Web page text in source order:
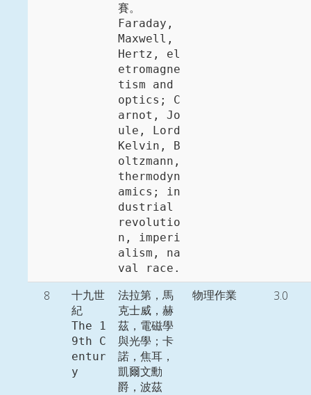
賽。
Faraday,
Maxwell,
Hertz, el
etromagne
tism and
optics; C
arnot, Jo
ule, Lord
Kelvin, B
oltzmann,
thermodyn
amics; in
dustrial
revolutio
n, imperi
alism, na
8
十九世
紀
The 1
9th C
entur
y
法拉第，馬
克士威，赫
茲，電磁學
與光學；卡
諾，焦耳，
凱爾文勳
爵，波茲
物理作業 3.0